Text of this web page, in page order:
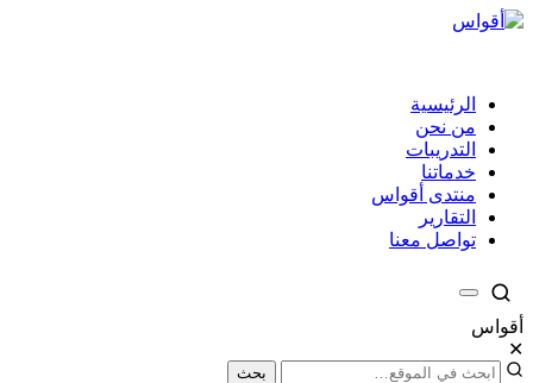
الرئيسية
من نحن
التدريبات
خدماتنا
منتدى أقواس
التقارير
تواصل معنا
أقواس
✕
بحث